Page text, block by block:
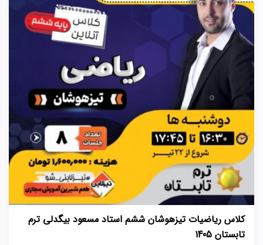
کلاس ریاضیات تیزهوشان ششم استاد مسعود بیگدلی ترم
تابستان 1405